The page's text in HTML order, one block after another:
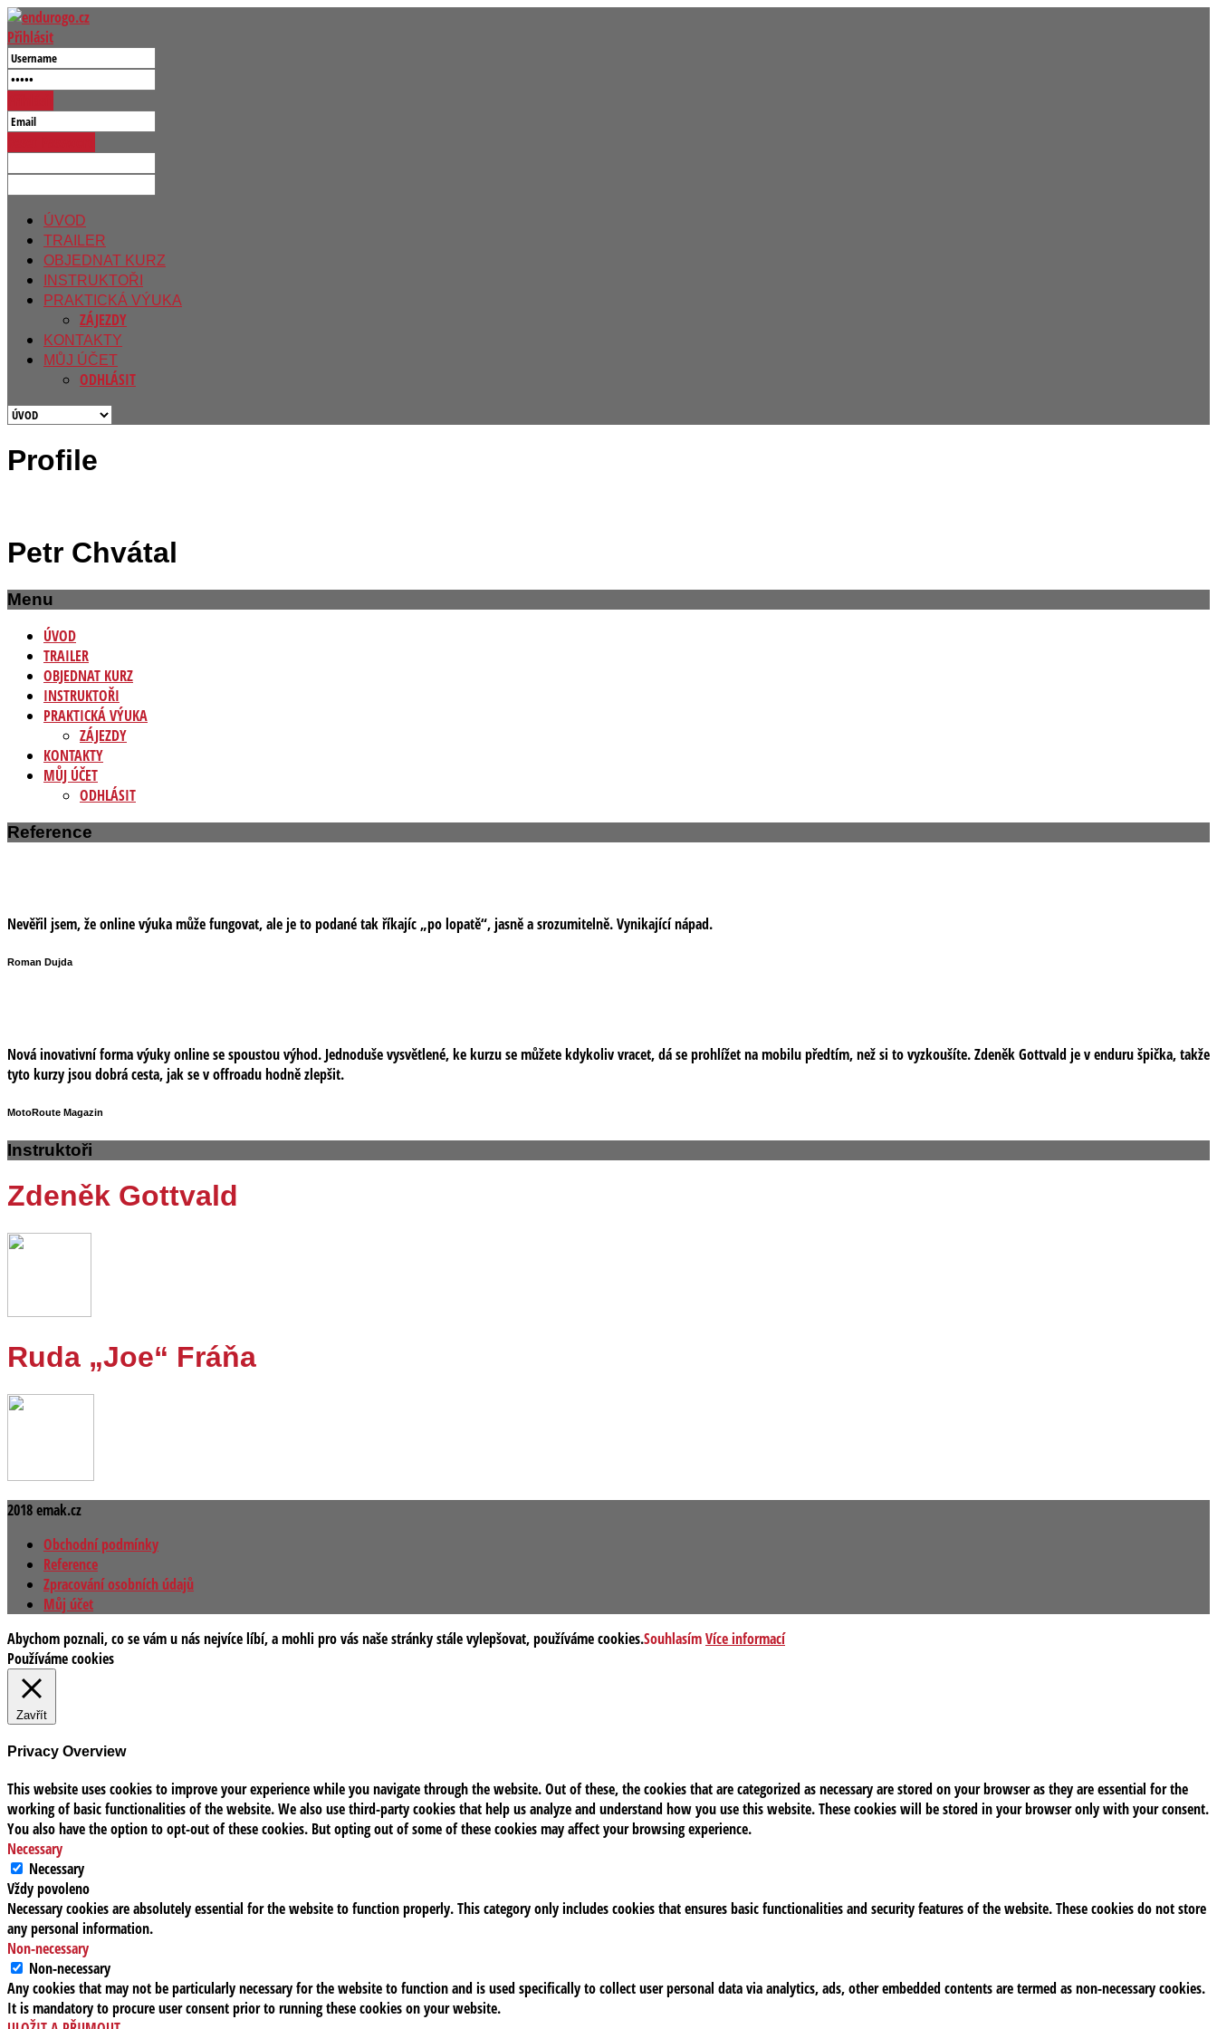
Přihlásit
ÚVOD
TRAILER
OBJEDNAT KURZ
INSTRUKTOŘI
PRAKTICKÁ VÝUKA
ZÁJEZDY
KONTAKTY
MŮJ ÚČET
ODHLÁSIT
Profile
Petr Chvátal
Menu
ÚVOD
TRAILER
OBJEDNAT KURZ
INSTRUKTOŘI
PRAKTICKÁ VÝUKA
ZÁJEZDY
KONTAKTY
MŮJ ÚČET
ODHLÁSIT
Reference
Nevěřil jsem, že online výuka může fungovat, ale je to podané tak říkajíc „po lopatě“, jasně a srozumitelně. Vynikající nápad.
Roman Dujda
Nová inovativní forma výuky online se spoustou výhod. Jednoduše vysvětlené, ke kurzu se můžete kdykoliv vracet, dá se prohlížet na mobilu předtím, než si to vyzkoušíte. Zdeněk Gottvald je v enduru špička, takže
tyto kurzy jsou dobrá cesta, jak se v offroadu hodně zlepšit.
MotoRoute Magazin
Instruktoři
Zdeněk Gottvald
Ruda „Joe“ Fráňa
2018 emak.cz
Obchodní podmínky
Reference
Zpracování osobních údajů
Můj účet
Abychom poznali, co se vám u nás nejvíce líbí, a mohli pro vás naše stránky stále vylepšovat, používáme cookies.SouhlasímVíce informací
Používáme cookies
Zavřít
Privacy Overview
This website uses cookies to improve your experience while you navigate through the website. Out of these, the cookies that are categorized as necessary are stored on your browser as they are essential for the
working of basic functionalities of the website. We also use third-party cookies that help us analyze and understand how you use this website. These cookies will be stored in your browser only with your consent.
You also have the option to opt-out of these cookies. But opting out of some of these cookies may affect your browsing experience.
Necessary
Necessary
Vždy povoleno
Necessary cookies are absolutely essential for the website to function properly. This category only includes cookies that ensures basic functionalities and security features of the website. These cookies do not store
any personal information.
Non-necessary
Non-necessary
Any cookies that may not be particularly necessary for the website to function and is used specifically to collect user personal data via analytics, ads, other embedded contents are termed as non-necessary cookies.
It is mandatory to procure user consent prior to running these cookies on your website.